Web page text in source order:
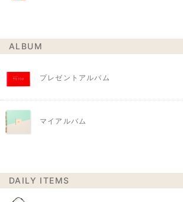
ALBUM
プレゼントアルバム
マイアルバム
DAILY ITEMS